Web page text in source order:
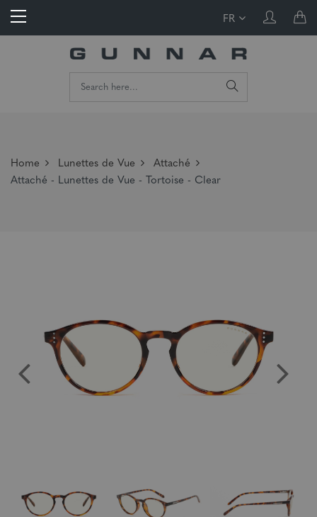
FR
Home Lunettes de Vue
Attaché
Attaché - Lunettes de Vue - Tortoise - Clear